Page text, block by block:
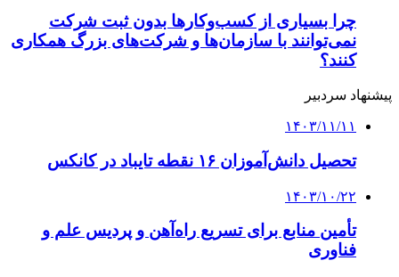
چرا بسیاری از کسب‌وکارها بدون ثبت شرکت
نمی‌توانند با سازمان‌ها و شرکت‌های بزرگ همکاری
کنند؟
پیشنهاد سردبیر
۱۴۰۳/۱۱/۱۱
تحصیل دانش‌آموزان ۱۶ نقطه تایباد در کانکس
۱۴۰۳/۱۰/۲۲
تأمین منابع برای تسریع راه‌آهن و پردیس علم و
فناوری